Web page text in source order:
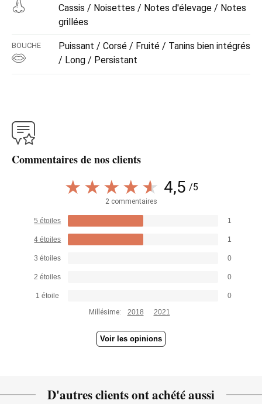
Cassis / Noisettes / Notes d'élevage / Notes
grillées
BOUCHE
Puissant / Corsé / Fruité / Tanins bien intégrés
/ Long / Persistant
Commentaires de nos clients
4,5 /5
2 commentaires
5 étoiles 1
4 étoiles 1
3 étoiles 0
2 étoiles 0
1 étoile
0
Millésime:
2018 2021
Voir les opinions
D'autres clients ont achété aussi